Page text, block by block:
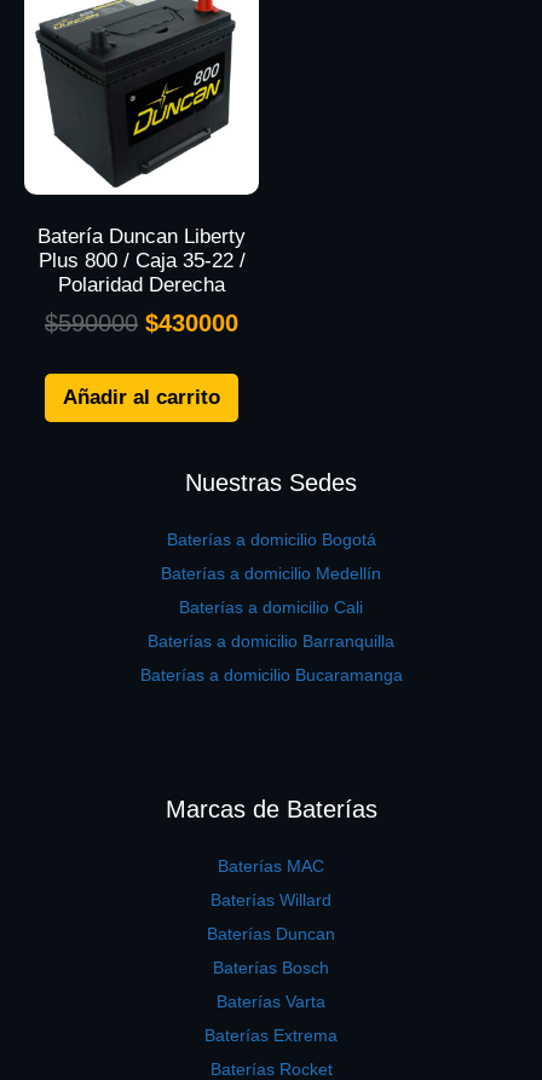
Batería Duncan Liberty
Plus 800 / Caja 35-22 /
Polaridad Derecha
$590000 $430000
Añadir al carrito
Nuestras Sedes
Baterías a domicilio Bogotá
Baterías a domicilio Medellín
Baterías a domicilio Cali
Baterías a domicilio Barranquilla
Baterías a domicilio Bucaramanga
Marcas de Baterías
Baterías MAC
Baterías Willard
Baterías Duncan
Baterías Bosch
Baterías Varta
Baterías Extrema
Baterías Rocket